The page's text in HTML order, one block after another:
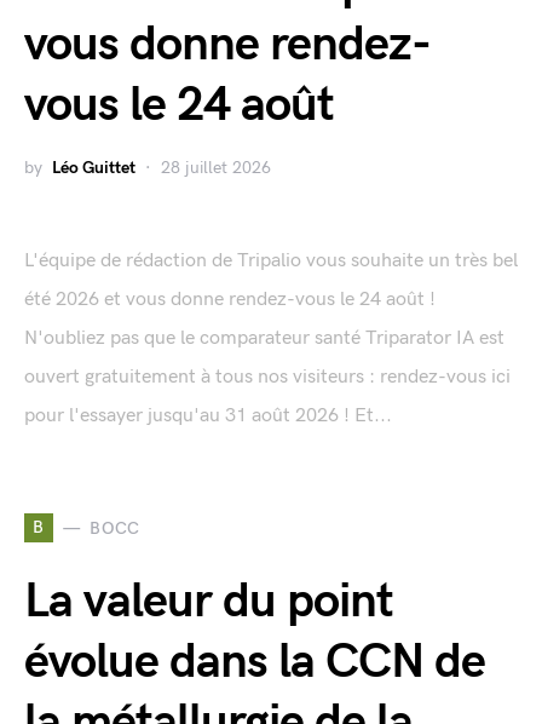
vous donne rendez-
vous le 24 août
by Léo Guittet 28 juillet 2026
L'équipe de rédaction de Tripalio vous souhaite un très bel
été 2026 et vous donne rendez-vous le 24 août !
N'oubliez pas que le comparateur santé Triparator IA est
ouvert gratuitement à tous nos visiteurs : rendez-vous ici
pour l'essayer jusqu'au 31 août 2026 ! Et...
B BOCC
La valeur du point
évolue dans la CCN de